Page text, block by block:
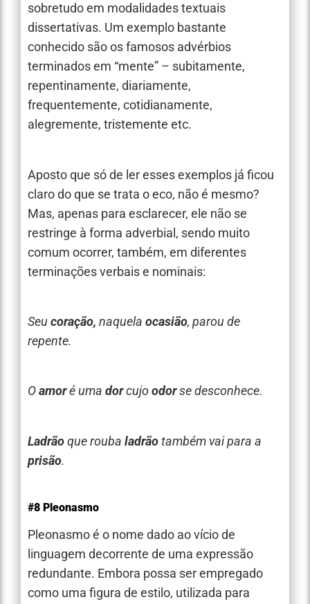
sobretudo em modalidades textuais
dissertativas. Um exemplo bastante
conhecido são os famosos advérbios
terminados em “mente” – subitamente,
repentinamente, diariamente,
frequentemente, cotidianamente,
alegremente, tristemente etc.
Aposto que só de ler esses exemplos já ficou
claro do que se trata o eco, não é mesmo?
Mas, apenas para esclarecer, ele não se
restringe à forma adverbial, sendo muito
comum ocorrer, também, em diferentes
terminações verbais e nominais:
Seu coração, naquela ocasião, parou de
repente.
Oamoré uma dorcujoodorse desconhece.
Ladrãoque rouba ladrãotambém vai para a
prisão.
#8 Pleonasmo
Pleonasmo é o nome dado ao vício de
linguagem decorrente de uma expressão
redundante. Embora possa ser empregado
como uma figura de estilo, utilizada para